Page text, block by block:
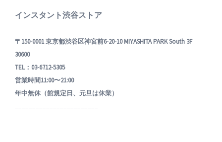
インスタント渋谷ストア
〒150-0001 東京都渋谷区神宮前6-20-10 MIYASHITA PARK South 3F
30600
TEL：03-6712-5305
営業時間11:00〜21:00
年中無休（館規定日、元旦は休業）